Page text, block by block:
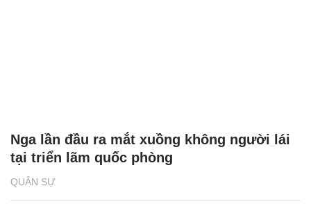
QUÂN SỰ
Nga lần đầu ra mắt xuồng không người lái
tại triển lãm quốc phòng